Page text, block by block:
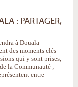
: PARTAGER,
à Douala
des moments clés
qui y sont prises,
la Communauté ;
entre